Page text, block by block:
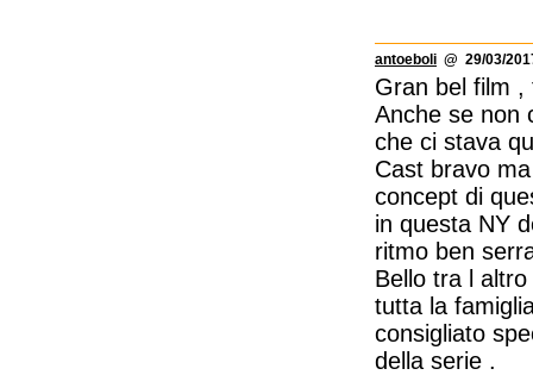
antoeboli @ 29/03/
Gran bel film ,
Anche se non
che ci stava
Cast bravo
concept di
in questa NY
ritmo ben
Bello tra l
tutta la
consigliato
della serie .